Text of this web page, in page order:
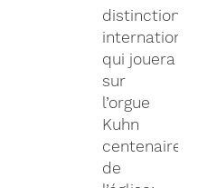
distinctions
qui jouera
sur
l’orgue
Kuhn
centenaire
de